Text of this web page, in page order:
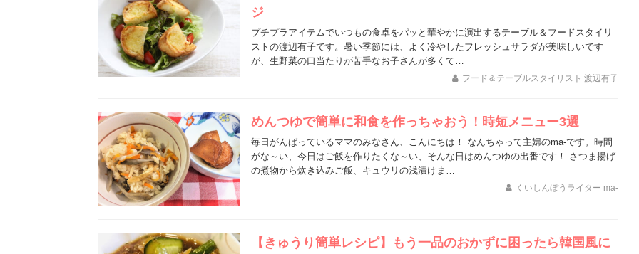
ジ
プチプラアイテムでいつもの食卓をパッと華やかに演出するテーブル＆フードスタイリ
ストの渡辺有子です。暑い季節には、よく冷やしたフレッシュサラダが美味しいです
が、生野菜の口当たりが苦手なお子さんが多くて…
フード＆テーブルスタイリスト 渡辺有子
めんつゆで簡単に和食を作っちゃおう！時短メニュー3選
毎日がんばっているママのみなさん、こんにちは！ なんちゃって主婦のma-です。時間
がな～い、今日はご飯を作りたくな～い、そんな日はめんつゆの出番です！ さつま揚げ
の煮物から炊き込みご飯、キュウリの浅漬けま…
くいしんぼうライター ma-
【きゅうり簡単レシピ】もう一品のおかずに困ったら韓国風に